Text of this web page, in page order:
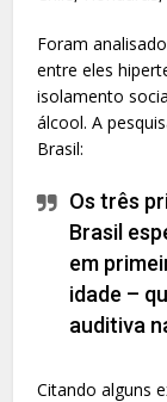
Foram
entre eles
isolamento
álcool. A
Brasil:
Os três
Brasil
em
idade –
auditiva
Citando alguns